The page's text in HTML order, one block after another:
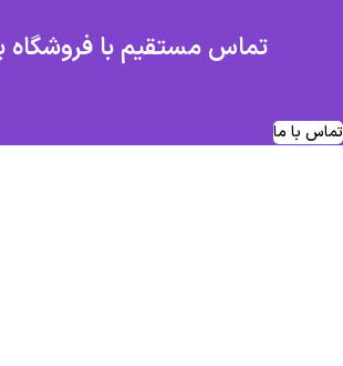
تماس مستقیم با فروشگاه
تماس با ما